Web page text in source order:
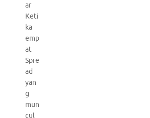
ar
Keti
ka
emp
at
Spre
ad
yan
g
mun
cul